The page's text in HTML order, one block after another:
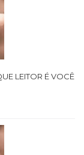
LEITOR É VOCÊ